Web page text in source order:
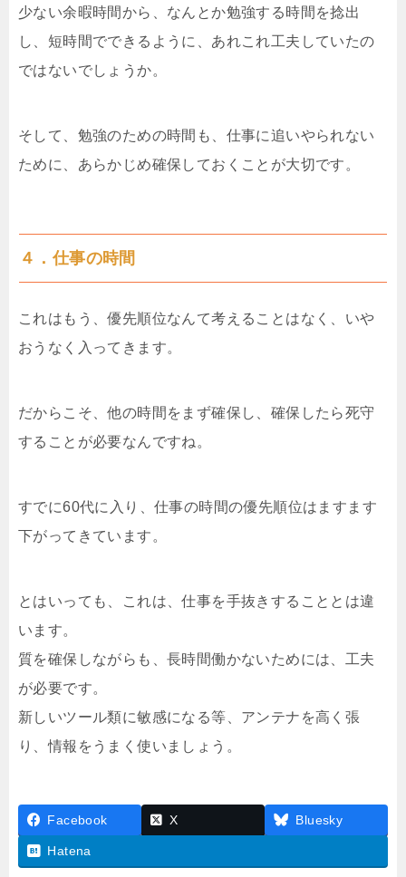
少ない余暇時間から、なんとか勉強する時間を捻出
し、短時間でできるように、あれこれ工夫していたの
ではないでしょうか。
そして、勉強のための時間も、仕事に追いやられない
ために、あらかじめ確保しておくことが大切です。
４．仕事の時間
これはもう、優先順位なんて考えることはなく、いや
おうなく入ってきます。
だからこそ、他の時間をまず確保し、確保したら死守
することが必要なんですね。
すでに60代に入り、仕事の時間の優先順位はますます
下がってきています。
とはいっても、これは、仕事を手抜きすることとは違
います。
質を確保しながらも、長時間働かないためには、工夫
が必要です。
新しいツール類に敏感になる等、アンテナを高く張
り、情報をうまく使いましょう。
Facebook X Bluesky
Hatena